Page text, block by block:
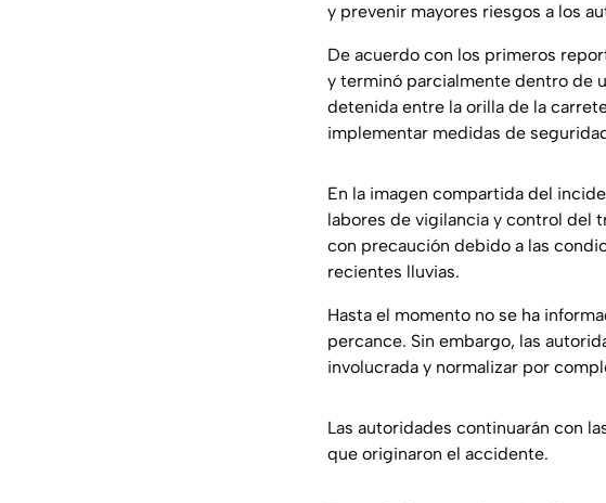
y prevenir mayores riesgos a los
De acuerdo con los primeros
y terminó parcialmente dentro de
detenida entre la orilla de la
implementar medidas de
En la imagen compartida del
labores de vigilancia y control del
con precaución debido a las
recientes lluvias.
Hasta el momento no se ha
percance. Sin embargo, las
involucrada y normalizar por
Las autoridades continuarán con
que originaron el accidente.